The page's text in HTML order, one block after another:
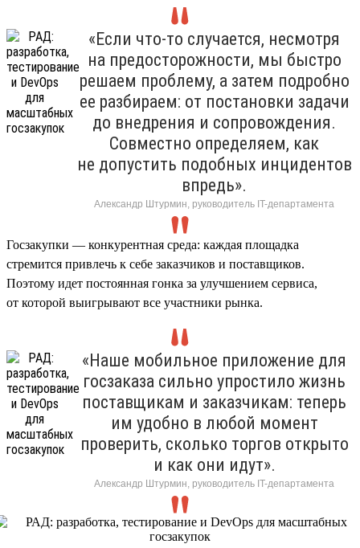
«Если что-то случается, несмотря
на предосторожности, мы быстро
решаем проблему, а затем подробно
ее разбираем: от постановки задачи
до внедрения и сопровождения.
Совместно определяем, как
не допустить подобных инцидентов
впредь».
Александр Штурмин, руководитель IT-департамента
Госзакупки — конкурентная среда: каждая площадка
стремится привлечь к себе заказчиков и поставщиков.
Поэтому идет постоянная гонка за улучшением сервиса,
от которой выигрывают все участники рынка.
«Наше мобильное приложение для
госзаказа сильно упростило жизнь
поставщикам и заказчикам: теперь
им удобно в любой момент
проверить, сколько торгов открыто
и как они идут».
Александр Штурмин, руководитель IT-департамента